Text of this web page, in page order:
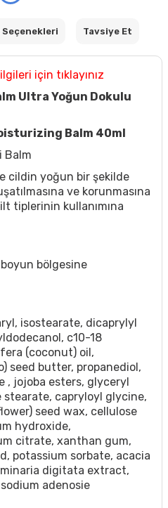
Seçenekleri Tavsiye Et
için tıklayınız
Ultra Yoğun Dokulu
Balm 40ml
Balm
cildin yoğun bir şekilde
ve korunmasına
tiplerinin kullanımına
bölgesine
isostearate, dicaprylyl
c10-18
(coconut) oil,
seed butter, propanediol,
, jojoba esters, glyceryl
capryloyl glycine,
seed wax, cellulose
hydroxide,
citrate, xanthan gum,
potassium sorbate, acacia
digitata extract,
adenosie